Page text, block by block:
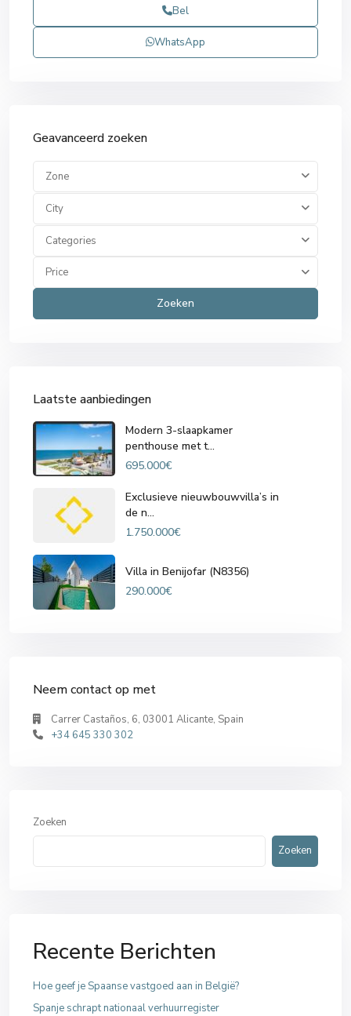
Bel
WhatsApp
Geavanceerd zoeken
Zone
City
Categories
Price
Zoeken
Laatste aanbiedingen
Modern 3-slaapkamer
penthouse met t...
695.000€
Exclusieve nieuwbouwvilla’s in
de n...
1.750.000€
Villa in Benijofar (N8356)
290.000€
Neem contact op met
Carrer Castaños, 6, 03001 Alicante, Spain
+34 645 330 302
Zoeken
Zoeken
Recente Berichten
Hoe geef je Spaanse vastgoed aan in België?
Spanje schrapt nationaal verhuurregister